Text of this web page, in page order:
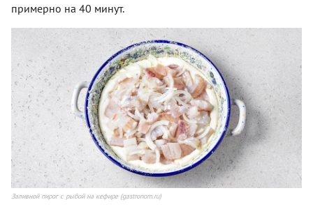
примерно на 40 минут.
Заливной пирог с рыбой на кефире (gastronom.ru)